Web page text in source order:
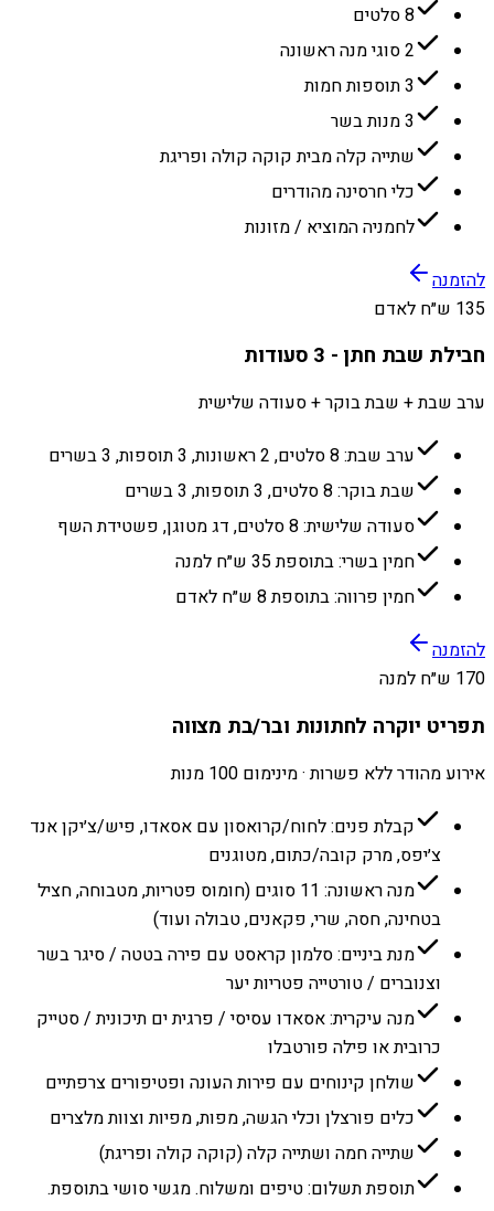
8 סלטים
2 סוגי מנה ראשונה
3 תוספות חמות
3 מנות בשר
שתייה קלה מבית קוקה קולה ופריגת
כלי חרסינה מהודרים
לחמניה המוציא / מזונות
להזמנה
135 ש״ח לאדם
חבילת שבת חתן - 3 סעודות
ערב שבת + שבת בוקר + סעודה שלישית
ערב שבת: 8 סלטים, 2 ראשונות, 3 תוספות, 3 בשרים
שבת בוקר: 8 סלטים, 3 תוספות, 3 בשרים
סעודה שלישית: 8 סלטים, דג מטוגן, פשטידת השף
חמין בשרי: בתוספת 35 ש״ח למנה
חמין פרווה: בתוספת 8 ש״ח לאדם
להזמנה
170 ש״ח למנה
תפריט יוקרה לחתונות ובר/בת מצווה
אירוע מהודר ללא פשרות · מינימום 100 מנות
קבלת פנים: לחוח/קרואסון עם אסאדו, פיש/צ׳יקן אנד
צ׳יפס, מרק קובה/כתום, מטוגנים
מנה ראשונה: 11 סוגים (חומוס פטריות, מטבוחה, חציל
בטחינה, חסה, שרי, פקאנים, טבולה ועוד)
מנת ביניים: סלמון קראסט עם פירה בטטה / סיגר בשר
וצנוברים / טורטייה פטריות יער
מנה עיקרית: אסאדו עסיסי / פרגית ים תיכונית / סטייק
כרובית או פילה פורטבלו
שולחן קינוחים עם פירות העונה ופטיפורים צרפתיים
כלים פורצלן וכלי הגשה, מפות, מפיות וצוות מלצרים
שתייה חמה ושתייה קלה (קוקה קולה ופריגת)
תוספת תשלום: טיפים ומשלוח. מגשי סושי בתוספת.